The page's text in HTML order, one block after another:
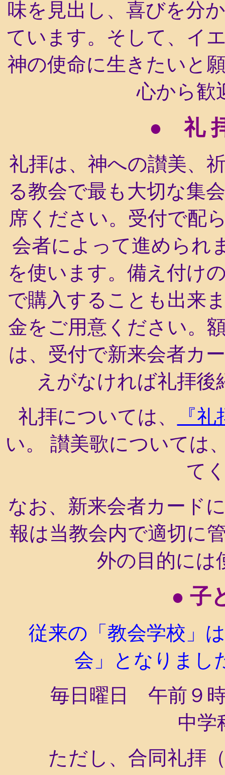
味を見出し、喜びを分
ています。そして、イ
神の使命に生きたいと
心から歓
● 礼
礼拝は、神への讃美、
る教会で最も大切な集
席ください。受付で配
会者によって進められ
を使います。備え付け
で購入することも出来
金をご用意ください。
は、受付で新来会者カ
えがなければ礼拝
礼拝については、
『
い。 讃美歌については
て
なお、新来会者カード
報は当教会内で適切に
外の目的には
● 子
従来の「教会学校」
会」となりまし
毎日曜日 午前９
中学
ただし、合同礼拝（